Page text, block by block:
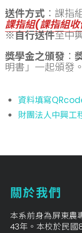
送件方式 ：課指
課指組(課指組
※自行送件至中
獎學金之頒發 ：
明書」一起頒發。
資料填寫
財團法人中興工
關於我們
本系前身為屏東農
43年。本校於民